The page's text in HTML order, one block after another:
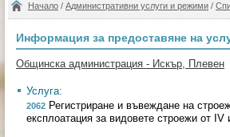
Начало / Административни услуги и режими /
Информация за предоставяне на
Общинска администрация - Искър, Плевен
Услуга:
2062 Регистриране и въвеждане на
експлоатация за видовете строежи от IV